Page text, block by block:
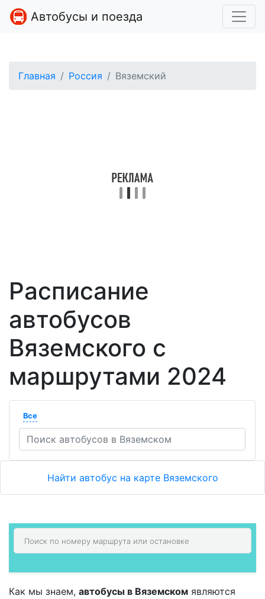
Автобусы и поезда
Главная Россия Вяземский
Расписание
автобусов
Вяземского с
маршрутами 2024
Все
Найти автобус на карте Вяземского
Как мы знаем, автобусы в Вяземском являются